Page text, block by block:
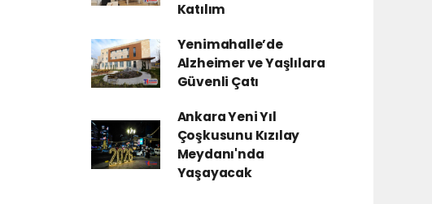
Katılım
Yenimahalle’de
Alzheimer ve Yaşlılara
Güvenli Çatı
Ankara Yeni Yıl
Çoşkusunu Kızılay
Meydanı'nda
Yaşayacak